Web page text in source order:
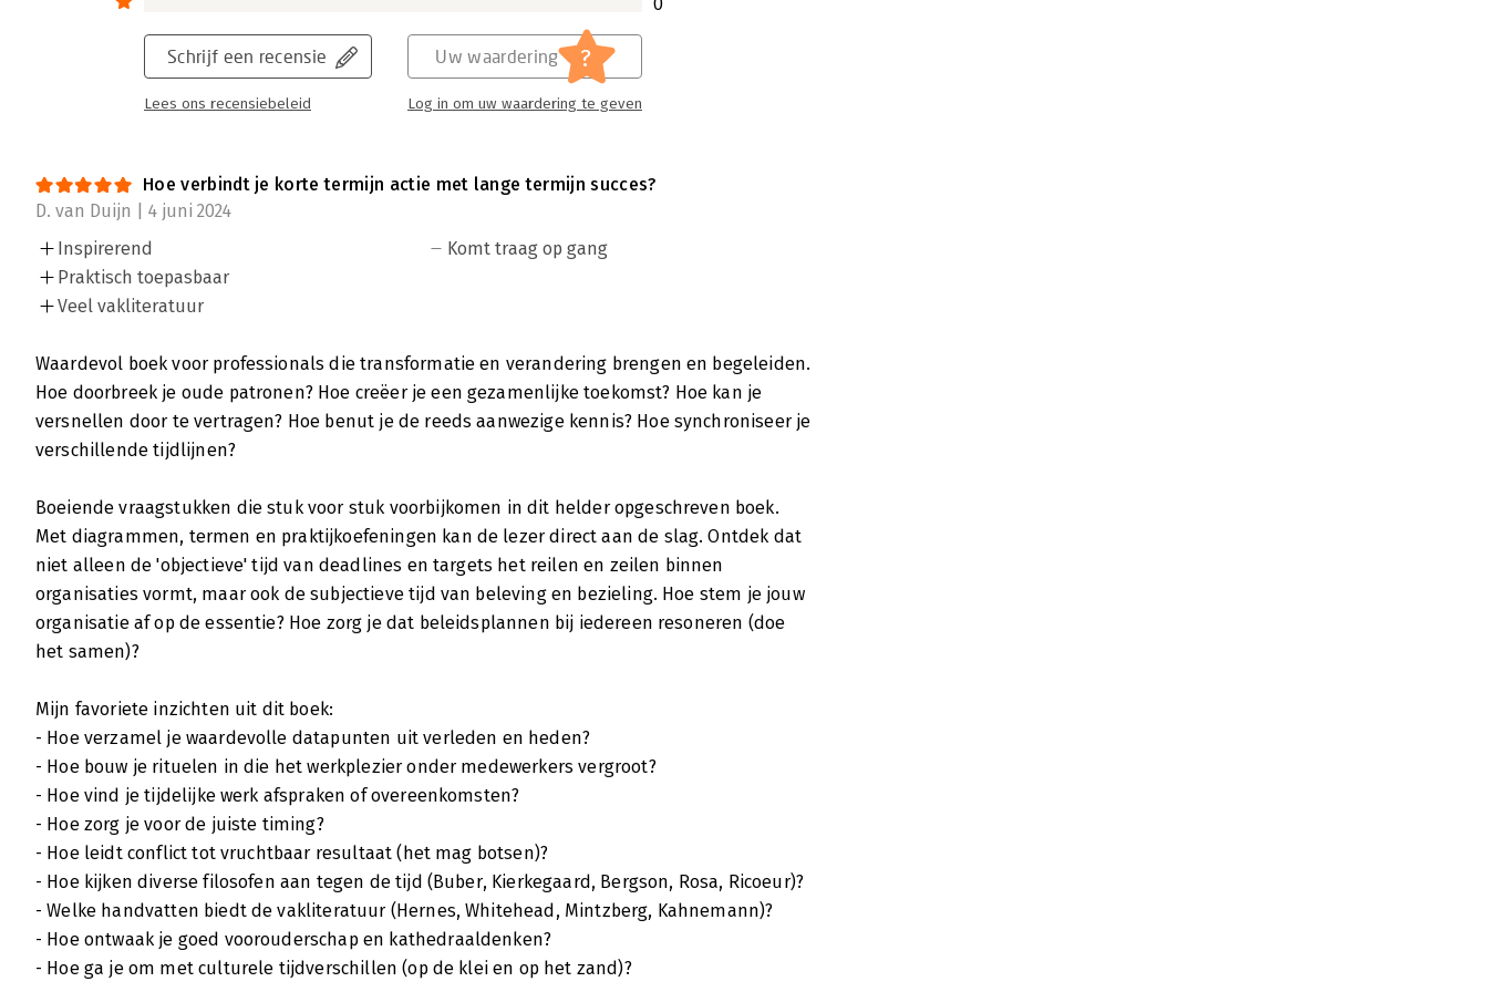
Schrijf een recensie
Lees ons recensiebeleid
Uw waardering ?
Log in om uw waardering te geven
Hoe verbindt je korte termijn actie met lange termijn succes?
D. van Duijn | 4 juni 2024
Inspirerend
Praktisch toepasbaar
Veel vakliteratuur
Komt traag op gang
Waardevol boek voor professionals die transformatie en verandering brengen en begeleiden.
Hoe doorbreek je oude patronen? Hoe creëer je een gezamenlijke toekomst? Hoe kan je
versnellen door te vertragen? Hoe benut je de reeds aanwezige kennis? Hoe synchroniseer je
verschillende tijdlijnen?
Boeiende vraagstukken die stuk voor stuk voorbijkomen in dit helder opgeschreven boek.
Met diagrammen, termen en praktijkoefeningen kan de lezer direct aan de slag. Ontdek dat
niet alleen de 'objectieve' tijd van deadlines en targets het reilen en zeilen binnen
organisaties vormt, maar ook de subjectieve tijd van beleving en bezieling. Hoe stem je jouw
organisatie af op de essentie? Hoe zorg je dat beleidsplannen bij iedereen resoneren (doe
het samen)?
Mijn favoriete inzichten uit dit boek:
- Hoe verzamel je waardevolle datapunten uit verleden en heden?
- Hoe bouw je rituelen in die het werkplezier onder medewerkers vergroot?
- Hoe vind je tijdelijke werk afspraken of overeenkomsten?
- Hoe zorg je voor de juiste timing?
- Hoe leidt conflict tot vruchtbaar resultaat (het mag botsen)?
- Hoe kijken diverse filosofen aan tegen de tijd (Buber, Kierkegaard, Bergson, Rosa, Ricoeur)?
- Welke handvatten biedt de vakliteratuur (Hernes, Whitehead, Mintzberg, Kahnemann)?
- Hoe ontwaak je goed voorouderschap en kathedraaldenken?
- Hoe ga je om met culturele tijdverschillen (op de klei en op het zand)?